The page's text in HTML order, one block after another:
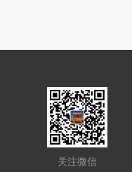
关注微信